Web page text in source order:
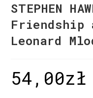
STEPHEN
Friendship
Leonard
54,00zł